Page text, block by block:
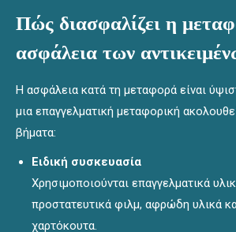
Πώς διασφαλίζει η
ασφάλεια των
Η ασφάλεια κατά τη μεταφορά είναι
μια επαγγελματική μεταφορική
βήματα:
Ειδική συσκευασία
Χρησιμοποιούνται επαγγελματικά
προστατευτικά φιλμ, αφρώδη υλικά
χαρτόκουτα.